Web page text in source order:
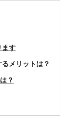
ます
メリットは？
？